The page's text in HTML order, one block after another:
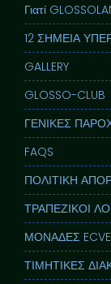
Γιατί
12 ΣΗΜΕΙΑ
GALLERY
GLOSSO-CLUB
ΓΕΝΙΚΕΣ
FAQS
ΠΟΛΙΤΙΚΗ
ΤΡΑΠΕΖΙΚΟΙ
ΜΟΝΑΔΕΣ
ΤΙΜΗΤΙΚΕΣ